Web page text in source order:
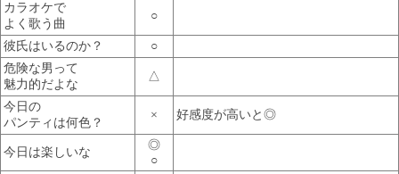
カラオケで
よく歌う曲
○
彼氏はいるのか？
○
危険な男って
魅力的だよな
△
今日の
パンティは何色？
× 好感度が高いと◎
今日は楽しいな
◎
○